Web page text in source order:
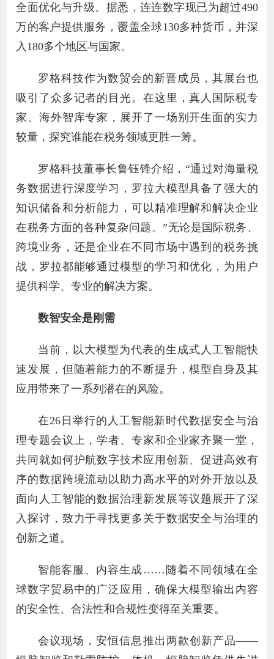
全面优化与升级。据悉，连连数字现已为超过490
万的客户提供服务，覆盖全球130多种货币，并深
入180多个地区与国家。
罗格科技作为数贸会的新晋成员，其展台也
吸引了众多记者的目光。在这里，真人国际税专
家、海外智库专家，展开了一场别开生面的实力
较量，探究谁能在税务领域更胜一筹。
罗格科技董事长鲁钰锋介绍，“通过对海量税
务数据进行深度学习，罗拉大模型具备了强大的
知识储备和分析能力，可以精准理解和解决企业
在税务方面的各种复杂问题。”无论是国际税务、
跨境业务，还是企业在不同市场中遇到的税务挑
战，罗拉都能够通过模型的学习和优化，为用户
提供科学、专业的解决方案。
数智安全是刚需
当前，以大模型为代表的生成式人工智能快
速发展，但随着能力的不断提升，模型自身及其
应用带来了一系列潜在的风险。
在26日举行的人工智能新时代数据安全与治
理专题会议上，学者、专家和企业家齐聚一堂，
共同就如何护航数字技术应用创新、促进高效有
序的数据跨境流动以助力高水平的对外开放以及
面向人工智能的数据治理新发展等议题展开了深
入探讨，致力于寻找更多关于数据安全与治理的
创新之道。
智能客服、内容生成……随着不同领域在全
球数字贸易中的广泛应用，确保大模型输出内容
的安全性、合法性和合规性变得至关重要。
会议现场，安恒信息推出两款创新产品——